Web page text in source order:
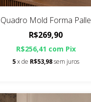
Quadro Mold Forma Palle
R$269,90
R$256,41 com Pix
5x de R$53,98sem juros